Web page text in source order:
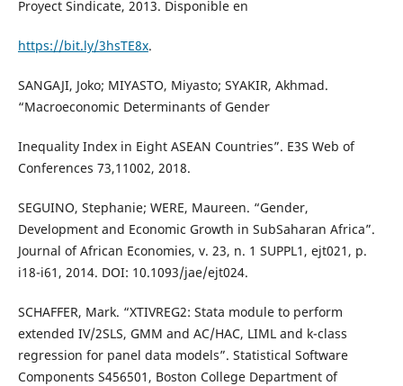
Proyect Sindicate, 2013. Disponible en
https://bit.ly/3hsTE8x.
SANGAJI, Joko; MIYASTO, Miyasto; SYAKIR, Akhmad.
“Macroeconomic Determinants of Gender
Inequality Index in Eight ASEAN Countries”. E3S Web of
Conferences 73,11002, 2018.
SEGUINO, Stephanie; WERE, Maureen. “Gender,
Development and Economic Growth in SubSaharan Africa”.
Journal of African Economies, v. 23, n. 1 SUPPL1, ejt021, p.
i18-i61, 2014. DOI: 10.1093/jae/ejt024.
SCHAFFER, Mark. “XTIVREG2: Stata module to perform
extended IV/2SLS, GMM and AC/HAC, LIML and k-class
regression for panel data models”. Statistical Software
Components S456501, Boston College Department of